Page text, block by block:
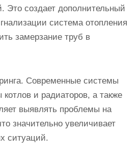
Это создает дополнительный
система отопления
замерзание труб в
Современные системы
и радиаторов, а также
выявлять проблемы на
значительно увеличивает
ситуаций.